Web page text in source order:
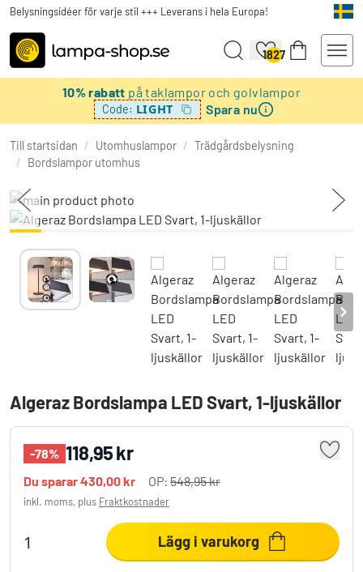
Belysningsidéer för varje stil +++ Leverans i hela Europa!
1827
10% rabatt på taklampor och golvlampor
Code: LIGHT Spara nu
Till startsidan / Utomhuslampor / Trädgårdsbelysning
/ Bordslampor utomhus
Algeraz Bordslampa LED Svart, 1-ljuskällor
-78% 118,95 kr
Du sparar430,00 kr OP: 548,95 kr
inkl. moms, plus Fraktkostnader
Lägg i varukorg